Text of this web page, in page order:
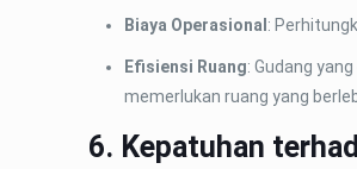
Biaya Operasional :
Efisiensi Ruang: Gudang
memerlukan ruang yang
6. Kepatuhan